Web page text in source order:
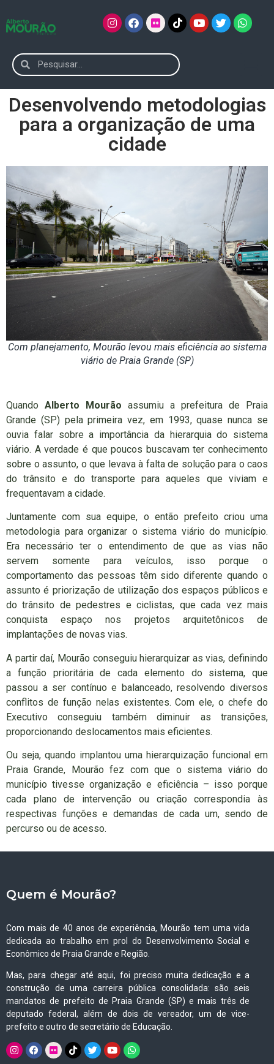
Desenvolvendo metodologias
para a organização de uma
cidade
Com planejamento, Mourão levou mais eficiência ao sistema
viário de Praia Grande (SP)
Quando Alberto Mourão assumiu a prefeitura de Praia
Grande (SP) pela primeira vez, em 1993, quase nunca se
ouvia falar sobre a importância da hierarquia do sistema
viário. A verdade é que poucos buscavam ter conhecimento
sobre o assunto, o que levava à falta de solução para o caos
do trânsito e do transporte para aqueles que viviam e
frequentavam a cidade.
Juntamente com sua equipe, o então prefeito criou uma
metodologia para organizar o sistema viário do município.
Era necessário ter o entendimento de que as vias não
servem somente para veículos, isso porque o
comportamento das pessoas têm sido diferente quando o
assunto é priorização de utilização dos espaços públicos e
do trânsito de pedestres e ciclistas, que cada vez mais
conquista espaço nos projetos arquitetônicos de
implantações de novas vias.
A partir daí, Mourão conseguiu hierarquizar as vias, definindo
a função prioritária de cada elemento do sistema, que
passou a ser contínuo e balanceado, resolvendo diversos
conflitos de função nelas existentes. Com ele, o chefe do
Executivo conseguiu também diminuir as transições,
proporcionando deslocamentos mais eficientes.
Ou seja, quando implantou uma hierarquização funcional em
Praia Grande, Mourão fez com que o sistema viário do
município tivesse organização e eficiência – isso porque
cada plano de intervenção ou criação correspondia às
respectivas funções e demandas de cada um, sendo de
percurso ou de acesso.
Quem é Mourão?
Com mais de 40 anos de experiência, Mourão tem uma vida
dedicada ao trabalho em prol do Desenvolvimento Social e
Econômico de Praia Grande e Região.
Mas, para chegar até aqui, foi preciso muita dedicação e a
construção de uma carreira pública consolidada: são seis
mandatos de prefeito de Praia Grande (SP) e mais três de
deputado federal, além de dois de vereador, um de vice-
prefeito e outro de secretário de Educação.